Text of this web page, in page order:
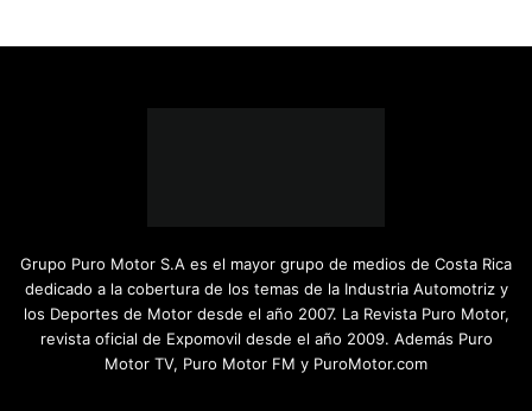
Grupo Puro Motor S.A es el mayor grupo de medios de Costa Rica
dedicado a la cobertura de los temas de la Industria Automotriz y
los Deportes de Motor desde el año 2007. La Revista Puro Motor,
revista oficial de Expomovil desde el año 2009. Además Puro
Motor TV, Puro Motor FM y PuroMotor.com